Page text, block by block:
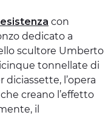
con
dedicato a
scultore Umberto
tonnellate di
l’opera
creano l’effetto
il